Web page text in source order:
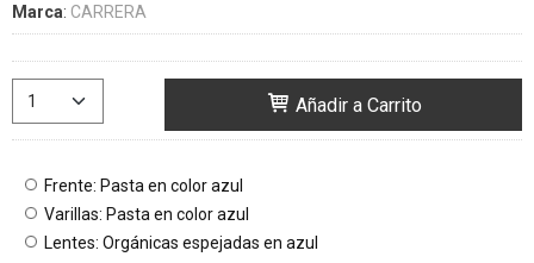
Marca: CARRERA
Añadir a Carrito
Frente: Pasta en color azul
Varillas: Pasta en color azul
Lentes: Orgánicas espejadas en azul